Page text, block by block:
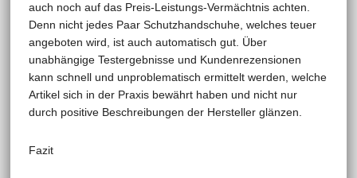
auch noch auf das Preis-Leistungs-Vermächtnis achten.
Denn nicht jedes Paar Schutzhandschuhe, welches teuer
angeboten wird, ist auch automatisch gut. Über
unabhängige Testergebnisse und Kundenrezensionen
kann schnell und unproblematisch ermittelt werden, welche
Artikel sich in der Praxis bewährt haben und nicht nur
durch positive Beschreibungen der Hersteller glänzen.
Fazit